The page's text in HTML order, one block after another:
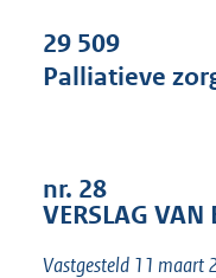
29 509
Palliatieve
nr. 28
VERSLAG VAN
Vastgesteld 11 maart